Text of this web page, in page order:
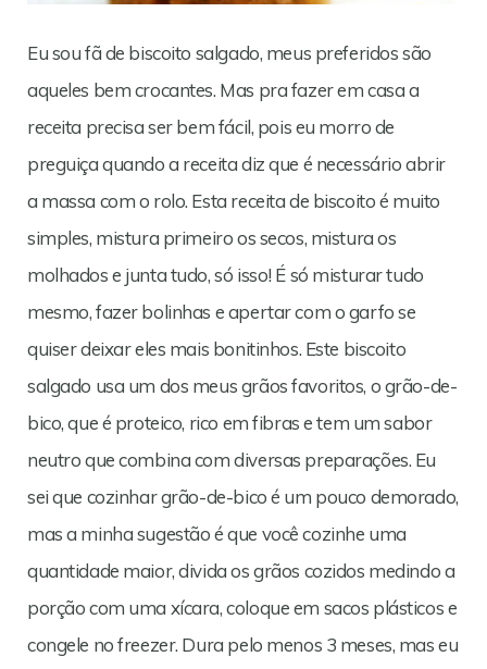
Eu sou fã de biscoito salgado, meus preferidos são
aqueles bem crocantes. Mas pra fazer em casa a
receita precisa ser bem fácil, pois eu morro de
preguiça quando a receita diz que é necessário abrir
a massa com o rolo. Esta receita de biscoito é muito
simples, mistura primeiro os secos, mistura os
molhados e junta tudo, só isso! É só misturar tudo
mesmo, fazer bolinhas e apertar com o garfo se
quiser deixar eles mais bonitinhos. Este biscoito
salgado usa um dos meus grãos favoritos, o grão-de-
bico, que é proteico, rico em fibras e tem um sabor
neutro que combina com diversas preparações. Eu
sei que cozinhar grão-de-bico é um pouco demorado,
mas a minha sugestão é que você cozinhe uma
quantidade maior, divida os grãos cozidos medindo a
porção com uma xícara, coloque em sacos plásticos e
congele no freezer. Dura pelo menos 3 meses, mas eu